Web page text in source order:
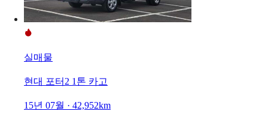
실매물
현대 포터2 1톤 카고
15년 07월 · 42,952km